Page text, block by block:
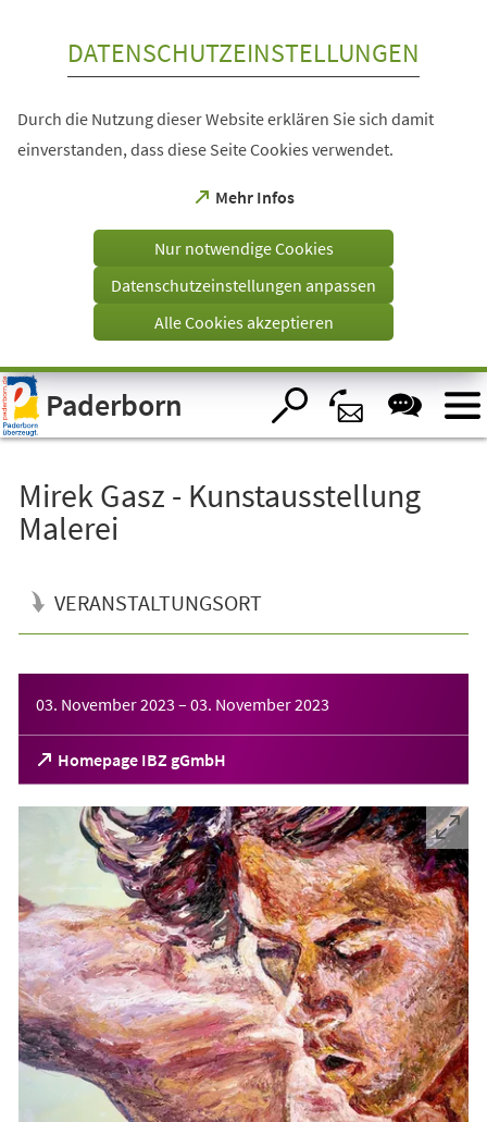
Visuelle
Assistenzsoftware
öffnen.
DATENSCHUTZEINSTELLUNGEN
Durch die Nutzung dieser Website erklären Sie sich damit
einverstanden, dass diese Seite Cookies verwendet.
Mehr Infos
(Öffnet
einem
Tab)
Nur notwendige Cookies
Datenschutzeinstellungen anpassen
Alle Cookies akzeptieren
Paderborn
Mirek Gasz - Kunstausstellung
Malerei
VERANSTALTUNGSORT
03. November 2023 – 03. November 2023
Homepage IBZ gGmbH
(Öffnet
in
einem
neuen